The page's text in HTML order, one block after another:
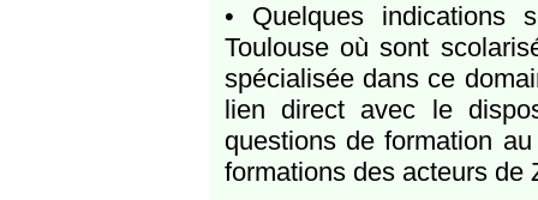
• Quelques indications
Toulouse où sont
spécialisée dans ce
lien direct avec le
questions de formation
formations des acteurs de